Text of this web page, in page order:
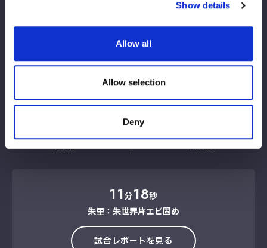
Show details
Allow all
Allow selection
Deny
飯田沙耶
向後桃
稲葉ともか（JTO）
八神蘭奈
11分18秒
朱里：朱世界→片エビ固め
試合レポートを見る